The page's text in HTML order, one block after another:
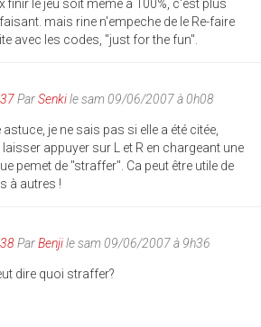
finir le jeu soit meme a 100%, c'est plus
mais rine n'empeche de le Re-faire
avec les codes, "just for the fun".
ParSenkile sam 09/06/2007 à 0h08
astuce, je ne sais pas si elle a été citée,
appuyer sur L et R en chargeant une
pemet de "straffer". Ca peut être utile de
à autres !
ParBenjile sam 09/06/2007 à 9h36
dire quoi straffer?